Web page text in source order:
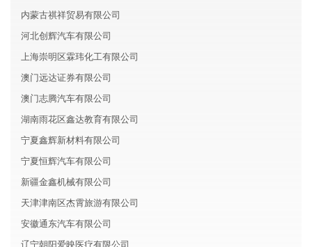
内蒙古祺祥贸易有限公司
河北创辉汽车有限公司
上海崇明区霖玮化工有限公司
澳门远达证券有限公司
澳门志腾汽车有限公司
湖南雨花区鑫达教育有限公司
宁夏鑫辉新材料有限公司
宁夏恒辉汽车有限公司
新疆金鑫机械有限公司
天津津南区杰霄旅游有限公司
安徽通东汽车有限公司
辽宁朝阳爱映医疗有限公司